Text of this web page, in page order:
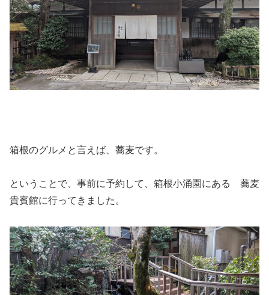
箱根のグルメと言えば、蕎麦です。
ということで、事前に予約して、箱根小涌園にある 蕎麦
貴賓館に行ってきました。